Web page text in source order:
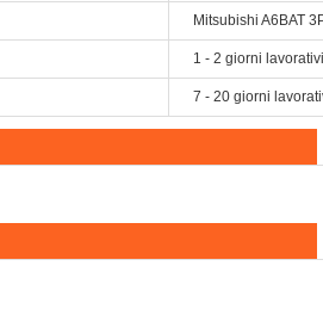
Mitsubishi A6BAT
1 - 2 giorni
7 - 20 giorni